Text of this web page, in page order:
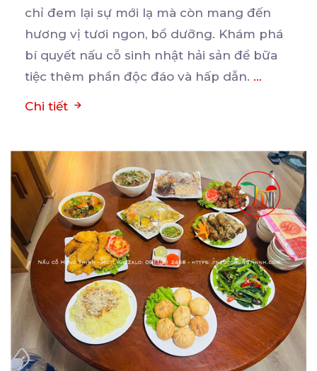
chỉ đem lại sự mới lạ mà còn mang đến
hương vị tươi ngon, bổ dưỡng. Khám phá
bí quyết nấu cỗ sinh nhật hải sản để bữa
tiệc thêm phần độc đáo và hấp dẫn. ...
Chi tiết